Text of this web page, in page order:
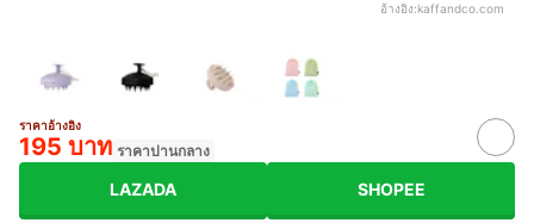
อ้างอิง:kaffandco.com
ราคาอ้างอิง
195 บาท ราคาปานกลาง
LAZADA SHOPEE